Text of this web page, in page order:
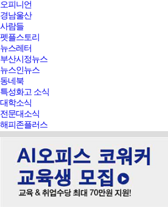
오피니언
경남울산
사람들
펫플스토리
뉴스레터
부산시정뉴스
뉴스인뉴스
동네북
특성화고 소식
대학소식
전문대소식
해피존플러스